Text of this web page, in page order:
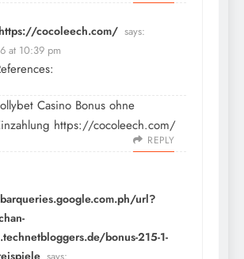
https://cocoleech.com/ says:
at 10:39 pm
Casino Bonus ohne
https://cocoleech.com/
REPLY
url?
bonus-215-1-